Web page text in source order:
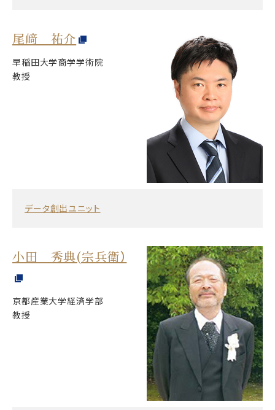
尾﨑 祐介
早稲田大学商学学術院
教授
データ創出ユニット
小田 秀典(宗兵衛）
京都産業大学経済学部
教授